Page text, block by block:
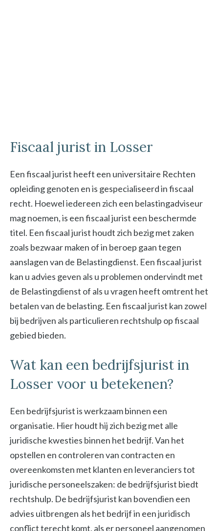
Fiscaal jurist in Losser
Een fiscaal jurist heeft een universitaire Rechten
opleiding genoten en is gespecialiseerd in fiscaal
recht. Hoewel iedereen zich een belastingadviseur
mag noemen, is een fiscaal jurist een beschermde
titel. Een fiscaal jurist houdt zich bezig met zaken
zoals bezwaar maken of in beroep gaan tegen
aanslagen van de Belastingdienst. Een fiscaal jurist
kan u advies geven als u problemen ondervindt met
de Belastingdienst of als u vragen heeft omtrent het
betalen van de belasting. Een fiscaal jurist kan zowel
bij bedrijven als particulieren rechtshulp op fiscaal
gebied bieden.
Wat kan een bedrijfsjurist in
Losser voor u betekenen?
Een bedrijfsjurist is werkzaam binnen een
organisatie. Hier houdt hij zich bezig met alle
juridische kwesties binnen het bedrijf. Van het
opstellen en controleren van contracten en
overeenkomsten met klanten en leveranciers tot
juridische personeelszaken: de bedrijfsjurist biedt
rechtshulp. De bedrijfsjurist kan bovendien een
advies uitbrengen als het bedrijf in een juridisch
conflict terecht komt, als er personeel aangenomen